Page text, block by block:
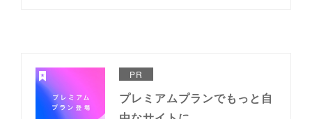
PR
プレミアムプランでもっと自